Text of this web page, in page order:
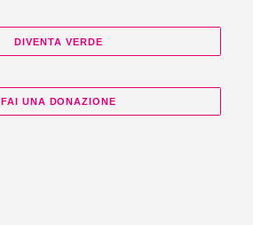
DIVENTA VERDE
FAI UNA DONAZIONE